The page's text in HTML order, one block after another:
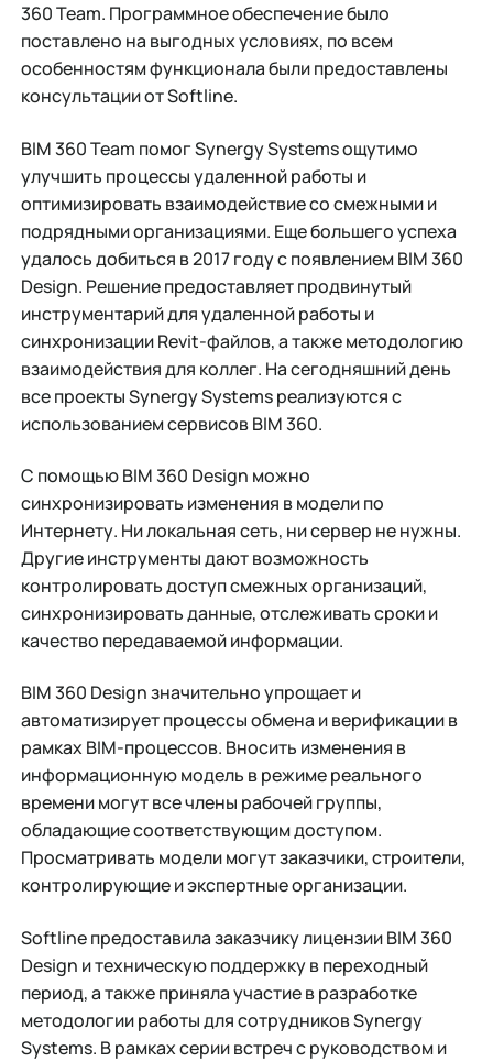
360 Team. Программное обеспечение было
поставлено на выгодных условиях, по всем
особенностям функционала были предоставлены
консультации от Softline.
BIM 360 Team помог Synergy Systems ощутимо
улучшить процессы удаленной работы и
оптимизировать взаимодействие со смежными и
подрядными организациями. Еще большего успеха
удалось добиться в 2017 году с появлением BIM 360
Design. Решение предоставляет продвинутый
инструментарий для удаленной работы и
синхронизации Revit-файлов, а также методологию
взаимодействия для коллег. На сегодняшний день
все проекты Synergy Systems реализуются с
использованием сервисов BIM 360.
С помощью BIM 360 Design можно
синхронизировать изменения в модели по
Интернету. Ни локальная сеть, ни сервер не нужны.
Другие инструменты дают возможность
контролировать доступ смежных организаций,
синхронизировать данные, отслеживать сроки и
качество передаваемой информации.
BIM 360 Design значительно упрощает и
автоматизирует процессы обмена и верификации в
рамках BIM-процессов. Вносить изменения в
информационную модель в режиме реального
времени могут все члены рабочей группы,
обладающие соответствующим доступом.
Просматривать модели могут заказчики, строители,
контролирующие и экспертные организации.
Softline предоставила заказчику лицензии BIM 360
Design и техническую поддержку в переходный
период, а также приняла участие в разработке
методологии работы для сотрудников Synergy
Systems. В рамках серии встреч с руководством и